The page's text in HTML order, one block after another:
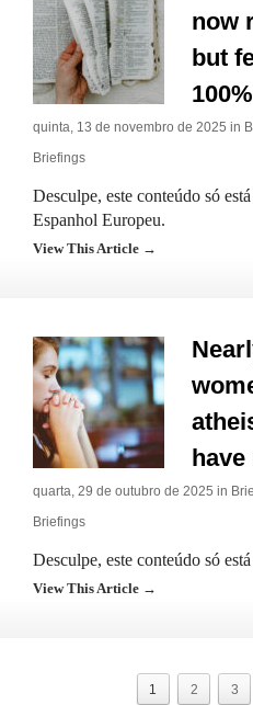
now
but
quinta, 13 de novembro de 2025 in
Briefings
Desculpe, este conteúdo só
Espanhol Europeu.
View This Article →
quarta, 29 de outubro de 2025 in
Briefings
Desculpe, este conteúdo só
View This Article →
1 2 3